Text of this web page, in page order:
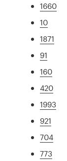
1660
10
1871
91
160
420
1993
921
704
773